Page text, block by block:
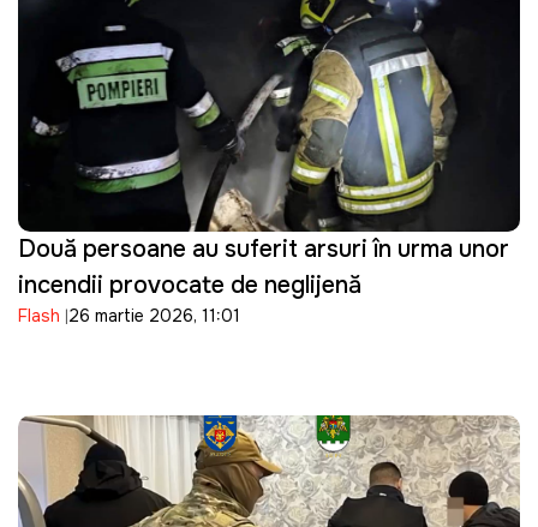
Două persoane au suferit arsuri în urma unor
incendii provocate de neglijență
Flash 26 martie 2026, 11:01